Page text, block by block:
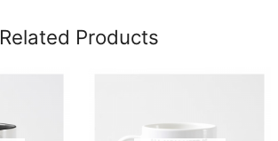
Related Products